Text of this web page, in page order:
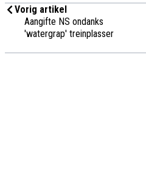
Vorig artikel
Aangifte NS ondanks
'watergrap' treinplasser